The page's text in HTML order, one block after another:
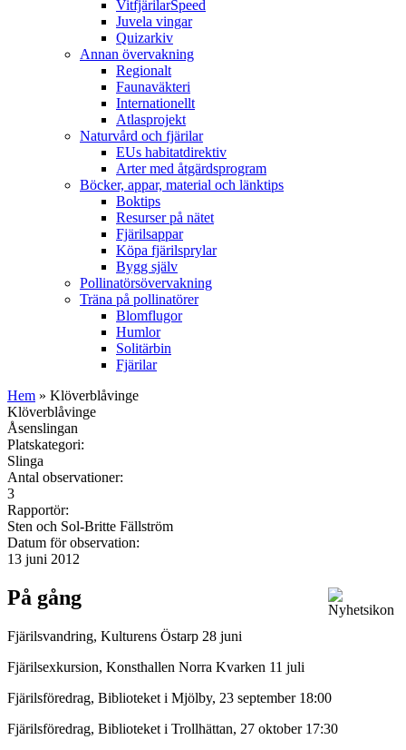
VitfjärilarSpeed
Juvela vingar
Quizarkiv
Annan övervakning
Regionalt
Faunaväkteri
Internationellt
Atlasprojekt
Naturvård och fjärilar
EUs habitatdirektiv
Arter med åtgärdsprogram
Böcker, appar, material och länktips
Boktips
Resurser på nätet
Fjärilsappar
Köpa fjärilsprylar
Bygg själv
Pollinatörsövervakning
Träna på pollinatörer
Blomflugor
Humlor
Solitärbin
Fjärilar
Hem » Klöverblåvinge
Klöverblåvinge
Åsenslingan
Platskategori:
Slinga
Antal observationer:
3
Rapportör:
Sten och Sol-Britte Fällström
Datum för observation:
13 juni 2012
På gång
Fjärilsvandring, Kulturens Östarp 28 juni
Fjärilsexkursion, Konsthallen Norra Kvarken 11 juli
Fjärilsföredrag, Biblioteket i Mjölby, 23 september 18:00
Fjärilsföredrag, Biblioteket i Trollhättan, 27 oktober 17:30